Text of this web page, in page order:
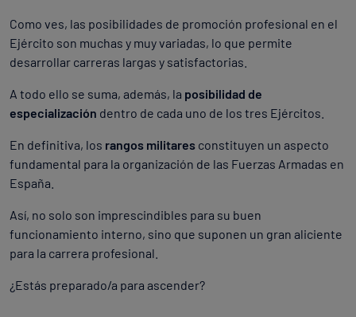
Como ves, las posibilidades de promoción profesional en el
Ejército son muchas y muy variadas, lo que permite
desarrollar carreras largas y satisfactorias.
A todo ello se suma, además, la posibilidad de
especialización dentro de cada uno de los tres Ejércitos.
En definitiva, los rangos militares constituyen un aspecto
fundamental para la organización de las Fuerzas Armadas en
España.
Así, no solo son imprescindibles para su buen
funcionamiento interno, sino que suponen un gran aliciente
para la carrera profesional.
¿Estás preparado/a para ascender?